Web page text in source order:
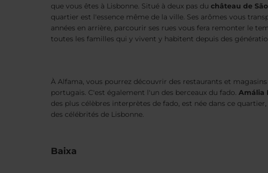
que vous êtes à Lisbonne. Situé à deux pas du château de
quartier est l'essence même de la ville. Ses arômes vous
années en arrière, parcourir ses rues vous fera remonter le
toutes les familles qui y vivent y habitent depuis des
À Alfama, vous pourrez découvrir des restaurants et
portugais. C'est également l'un des berceaux du fado. Amália
des plus célèbres interprètes de fado, est née dans ce
des célébrités de Lisbonne.
Baixa